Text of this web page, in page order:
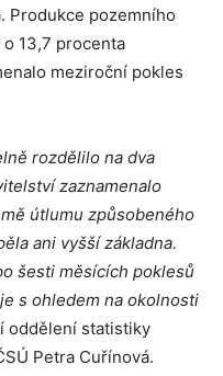
Produkce pozemního
13,7 procenta
meziroční pokles
rozdělilo na dva
zaznamenalo
útlumu způsobeného
ani vyšší základna.
šesti měsících poklesů
s ohledem na okolnosti
oddělení statistiky
Petra Cuřínová.